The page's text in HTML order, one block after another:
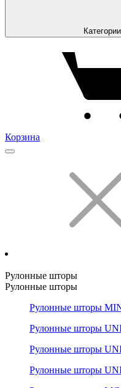
Категории
Корзина
Рулонные шторы
Рулонные шторы
Рулонные шторы
Рулонные шторы
Рулонные шторы
Рулонные шторы